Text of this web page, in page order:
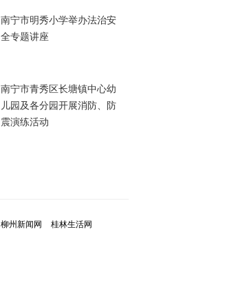
南宁市明秀小学举办法治安
全专题讲座
南宁市青秀区长塘镇中心幼
儿园及各分园开展消防、防
震演练活动
柳州新闻网
桂林生活网